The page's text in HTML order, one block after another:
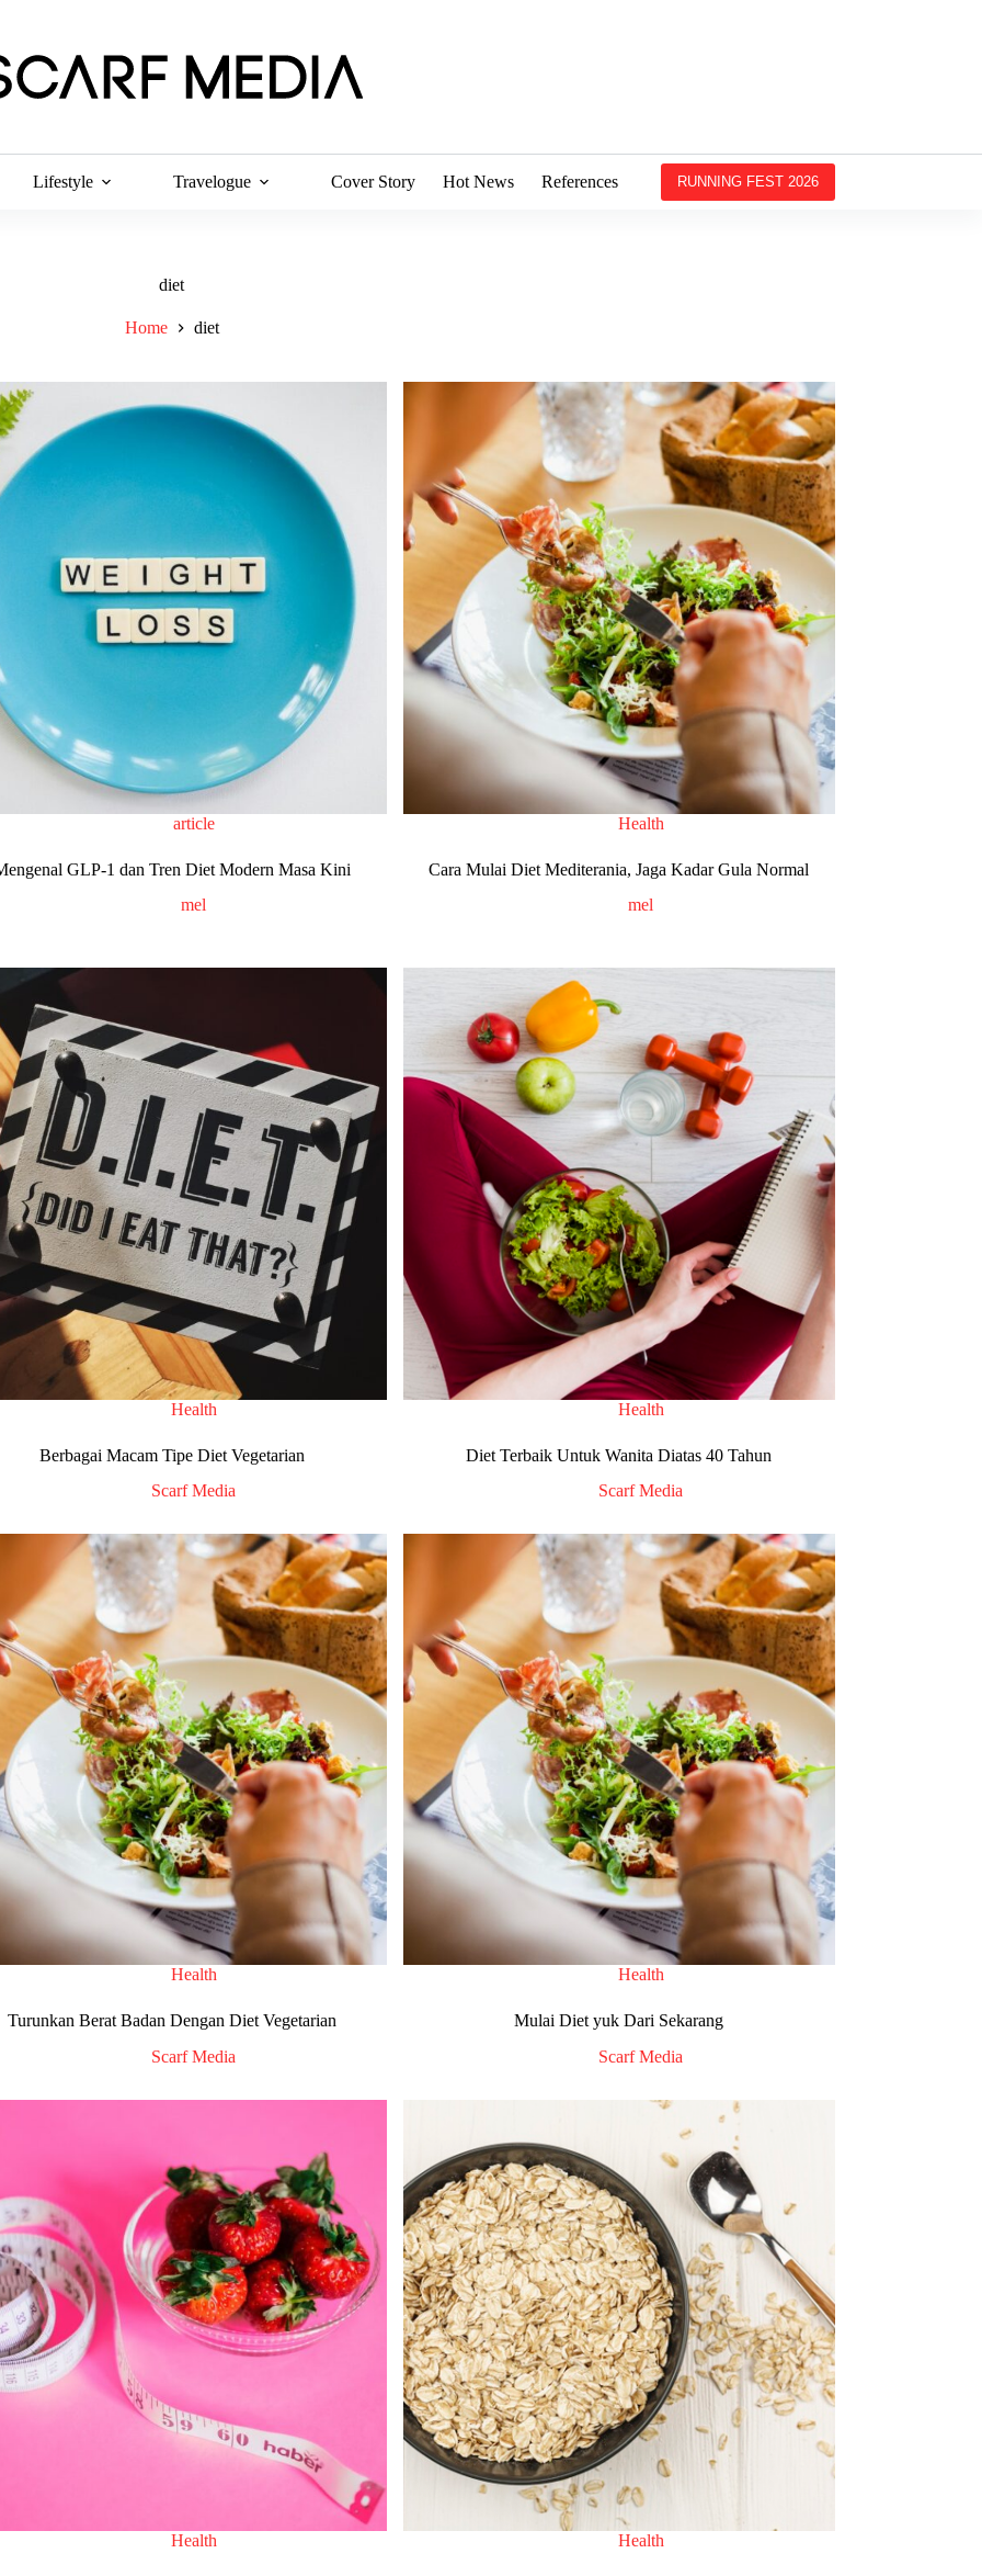
Lifestyle Travelogue Cover Story Hot News References RUNNING FEST 2026
diet
Home diet
article
GLP-1 dan Tren Diet Modern Masa Kini
mel
Health
Cara Mulai Diet Mediterania, Jaga Kadar Gula Normal
mel
Health
Berbagai Macam Tipe Diet Vegetarian
Scarf Media
Health
Diet Terbaik Untuk Wanita Diatas 40 Tahun
Scarf Media
Health
Turunkan Berat Badan Dengan Diet Vegetarian
Scarf Media
Health
Mulai Diet yuk Dari Sekarang
Scarf Media
Health Health